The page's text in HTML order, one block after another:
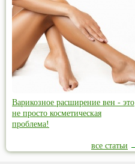
Варикозное расширение вен - это
не просто косметическая
проблема!
все статьи